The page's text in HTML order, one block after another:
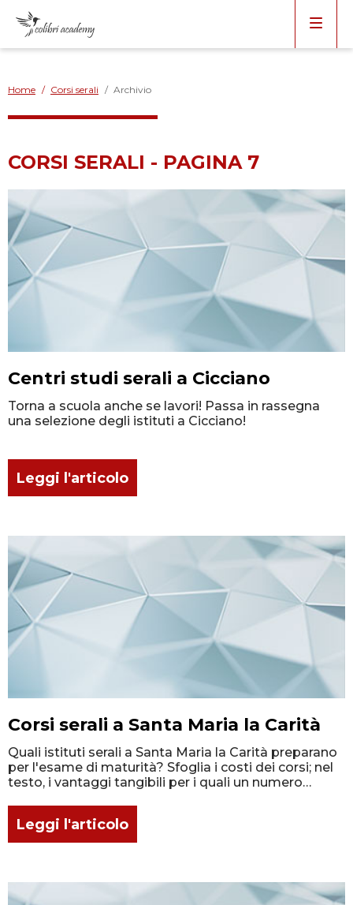
Home / Corsi serali / Archivio
CORSI SERALI - PAGINA 7
Centri studi serali a Cicciano
Torna a scuola anche se lavori! Passa in rassegna
una selezione degli istituti a Cicciano!
Leggi l'articolo
Corsi serali a Santa Maria la Carità
Quali istituti serali a Santa Maria la Carità preparano
per l'esame di maturità? Sfoglia i costi dei corsi; nel
testo, i vantaggi tangibili per i quali un numero
Leggi l'articolo